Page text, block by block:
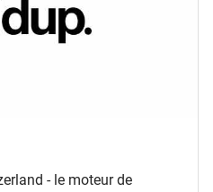
- le moteur de